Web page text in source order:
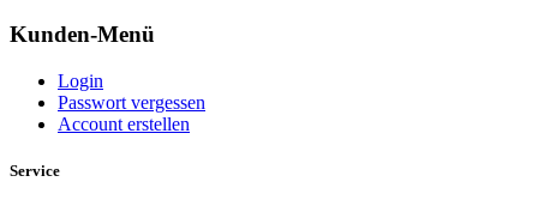
Kunden-Menü
Login
Passwort vergessen
Account erstellen
Service